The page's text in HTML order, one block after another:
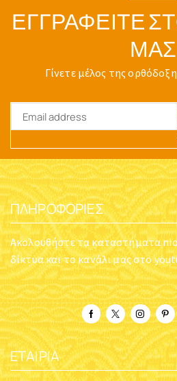
ΕΓΓΡΑΦΕΊΤΕ ΣΤΟ
ΜΑΣ
Γίνετε μέλος της
ΠΛΗΡΟΦΟΡΊΕΣ
Ακολουθήστε τα καταστήματα
δίκτυα και το κανάλι μας στο
ΕΤΑΙΡΊΑ